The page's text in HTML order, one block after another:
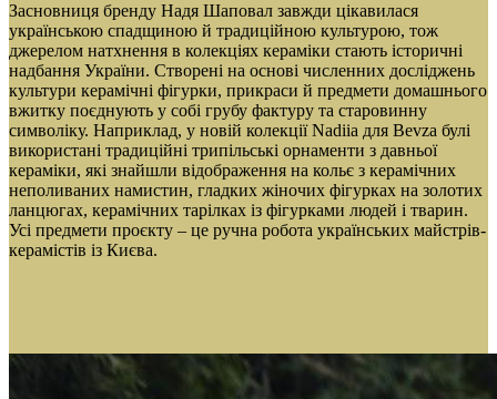
Засновниця бренду Надя Шаповал завжди цікавилася
українською спадщиною й традиційною культурою, тож
джерелом натхнення в колекціях кераміки стають історичні
надбання України. Створені на основі численних досліджень
культури керамічні фігурки, прикраси й предмети домашнього
вжитку поєднують у собі грубу фактуру та старовинну
символіку. Наприклад, у новій колекції Nadiia для Bevza булі
використані традиційні трипільські орнаменти з давньої
кераміки, які знайшли відображення на кольє з керамічних
неполиваних намистин, гладких жіночих фігурках на золотих
ланцюгах, керамічних тарілках із фігурками людей і тварин.
Усі предмети проєкту – це ручна робота українських майстрів-
керамістів із Києва.